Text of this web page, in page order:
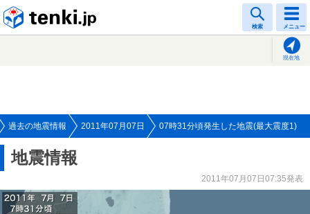
検索 メニュー
現在地
過去の地震情報 2011年07月07日 07時31分頃発生した地震(最大震度1)
地震情報
2011年07月07日07:35発表